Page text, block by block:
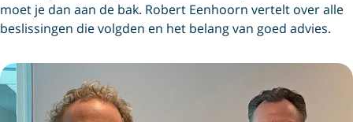
moet je dan aan de bak. Robert Eenhoorn vertelt over alle
beslissingen die volgden en het belang van goed advies.